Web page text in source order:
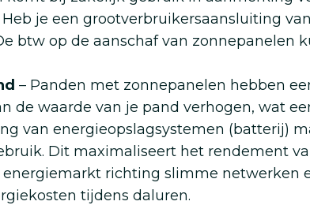
je een grootverbruikersaansluiting
btw op de aanschaf van zonnepanelen
– Panden met zonnepanelen hebben
de waarde van je pand verhogen, wat
van energieopslagsystemen (batterij)
Dit maximaliseert het rendement
richting slimme netwerken
tijdens daluren.